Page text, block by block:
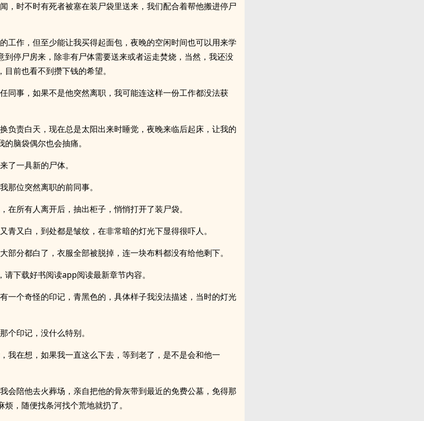
，时不时有死者被塞在装尸袋里送来，我们配合着帮他搬进停尸
工作，但至少能让我买得起面包，夜晚的空闲时间也可以用来学
到停尸房来，除非有尸体需要送来或者运走焚烧，当然，我还没
前也看不到攒下钱的希望。
同事，如果不是他突然离职，我可能连这样一份工作都没法获
负责白天，现在总是太阳出来时睡觉，夜晚来临后起床，让我的
脑袋偶尔也会抽痛。
了一具新的尸体。
那位突然离职的前同事。
在所有人离开后，抽出柜子，悄悄打开了装尸袋。
青又白，到处都是皱纹，在非常暗的灯光下显得很吓人。
部分都白了，衣服全部被脱掉，连一块布料都没有给他剩下。
请下载好书阅读app阅读最新章节内容。
一个奇怪的印记，青黑色的，具体样子我没法描述，当时的灯光
个印记，没什么特别。
我在想，如果我一直这么下去，等到老了，是不是会和他一
会陪他去火葬场，亲自把他的骨灰带到最近的免费公墓，免得那
，随便找条河找个荒地就扔了。